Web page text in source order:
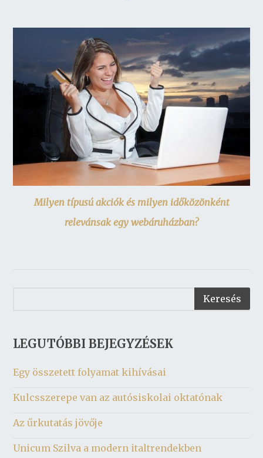
Milyen típusú akciók és milyen időközönként
relevánsak egy webáruházban?
LEGUTÓBBI BEJEGYZÉSEK
Egy összetett folyamat kihívásai
Kulcsszerepe van az autósiskolai oktatónak
Az űrkutatás jövője
Unicum Szilva a modern italtrendekben